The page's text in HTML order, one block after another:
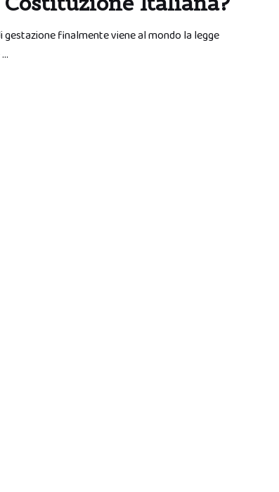
gestazione finalmente viene al mondo la legge